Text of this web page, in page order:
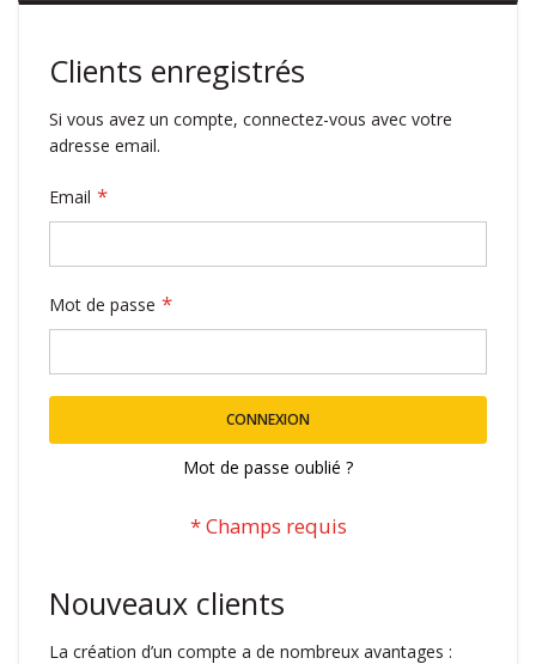
Clients enregistrés
Si vous avez un compte, connectez-vous avec votre
adresse email.
Email
Mot de passe
CONNEXION
Mot de passe oublié ?
Nouveaux clients
La création d’un compte a de nombreux avantages :